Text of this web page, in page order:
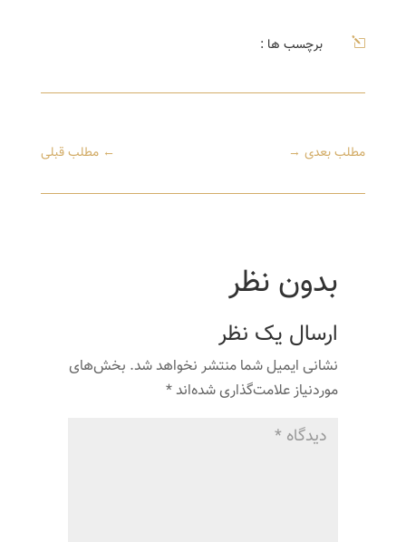
l برچسب ها :
←مطلب قبلی مطلب بعدی→
بدون نظر
ارسال یک نظر
نشانی ایمیل شما منتشر نخواهد شد. بخش‌های
موردنیاز علامت‌گذاری شده‌اند*